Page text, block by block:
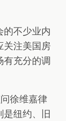
的不少业内
关注美国房
有充分的调
徐维嘉律
是纽约、旧